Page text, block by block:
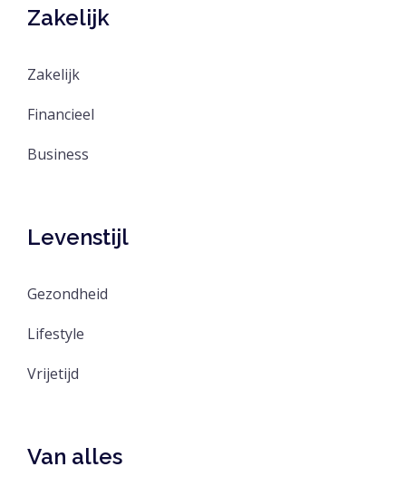
Zakelijk
Zakelijk
Financieel
Business
Levenstijl
Gezondheid
Lifestyle
Vrijetijd
Van alles